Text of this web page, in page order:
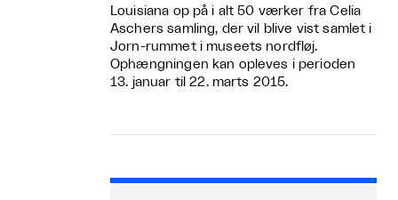
Louisiana op på i alt 50 værker fra Celia
Aschers samling, der vil blive vist samlet i
Jorn-rummet i museets nordfløj.
Ophængningen kan opleves i perioden
13. januar til 22. marts 2015.